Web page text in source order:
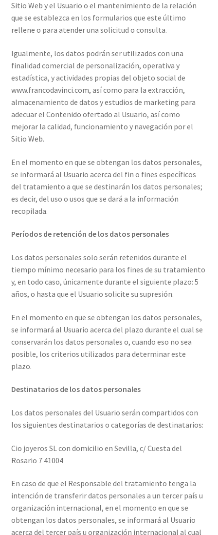
Sitio Web y el Usuario o el mantenimiento de la relación
que se establezca en los formularios que este último
rellene o para atender una solicitud o consulta.
Igualmente, los datos podrán ser utilizados con una
finalidad comercial de personalización, operativa y
estadística, y actividades propias del objeto social de
www.francodavinci.com, así como para la extracción,
almacenamiento de datos y estudios de marketing para
adecuar el Contenido ofertado al Usuario, así como
mejorar la calidad, funcionamiento y navegación por el
Sitio Web.
En el momento en que se obtengan los datos personales,
se informará al Usuario acerca del fin o fines específicos
del tratamiento a que se destinarán los datos personales;
es decir, del uso o usos que se dará a la información
recopilada.
Períodos de retención de los datos personales
Los datos personales solo serán retenidos durante el
tiempo mínimo necesario para los fines de su tratamiento
y, en todo caso, únicamente durante el siguiente plazo: 5
años, o hasta que el Usuario solicite su supresión.
En el momento en que se obtengan los datos personales,
se informará al Usuario acerca del plazo durante el cual se
conservarán los datos personales o, cuando eso no sea
posible, los criterios utilizados para determinar este
plazo.
Destinatarios de los datos personales
Los datos personales del Usuario serán compartidos con
los siguientes destinatarios o categorías de destinatarios:
Cio joyeros SL con domicilio en Sevilla, c/ Cuesta del
Rosario 7 41004
En caso de que el Responsable del tratamiento tenga la
intención de transferir datos personales a un tercer país u
organización internacional, en el momento en que se
obtengan los datos personales, se informará al Usuario
acerca del tercer país u organización internacional al cual